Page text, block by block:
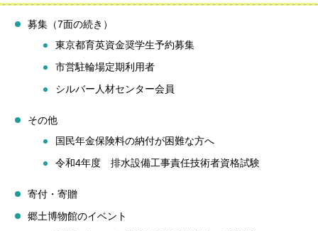
募集（7面の続き）
東京都育英資金奨学生予約募集
市営駐輪場定期利用者
シルバー人材センター会員
その他
国民年金保険料の納付が困難な方へ
令和4年度 排水設備工事責任技術者資格試験
寄付・寄贈
郷土博物館のイベント